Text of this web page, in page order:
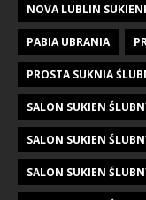
NOVA LUBLIN
PABIA UBRANIA
PROSTA SUKNIA
SALON SUKIEN
SALON SUKIEN
SALON SUKIEN